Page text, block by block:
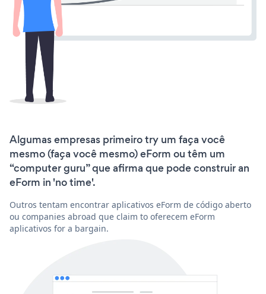
Algumas empresas primeiro try um faça você
mesmo (faça você mesmo) eForm ou têm um
“computer guru” que afirma que pode construir an
eForm in 'no time'.
Outros tentam encontrar aplicativos eForm de código aberto
ou companies abroad que claim to oferecem eForm
aplicativos for a bargain.